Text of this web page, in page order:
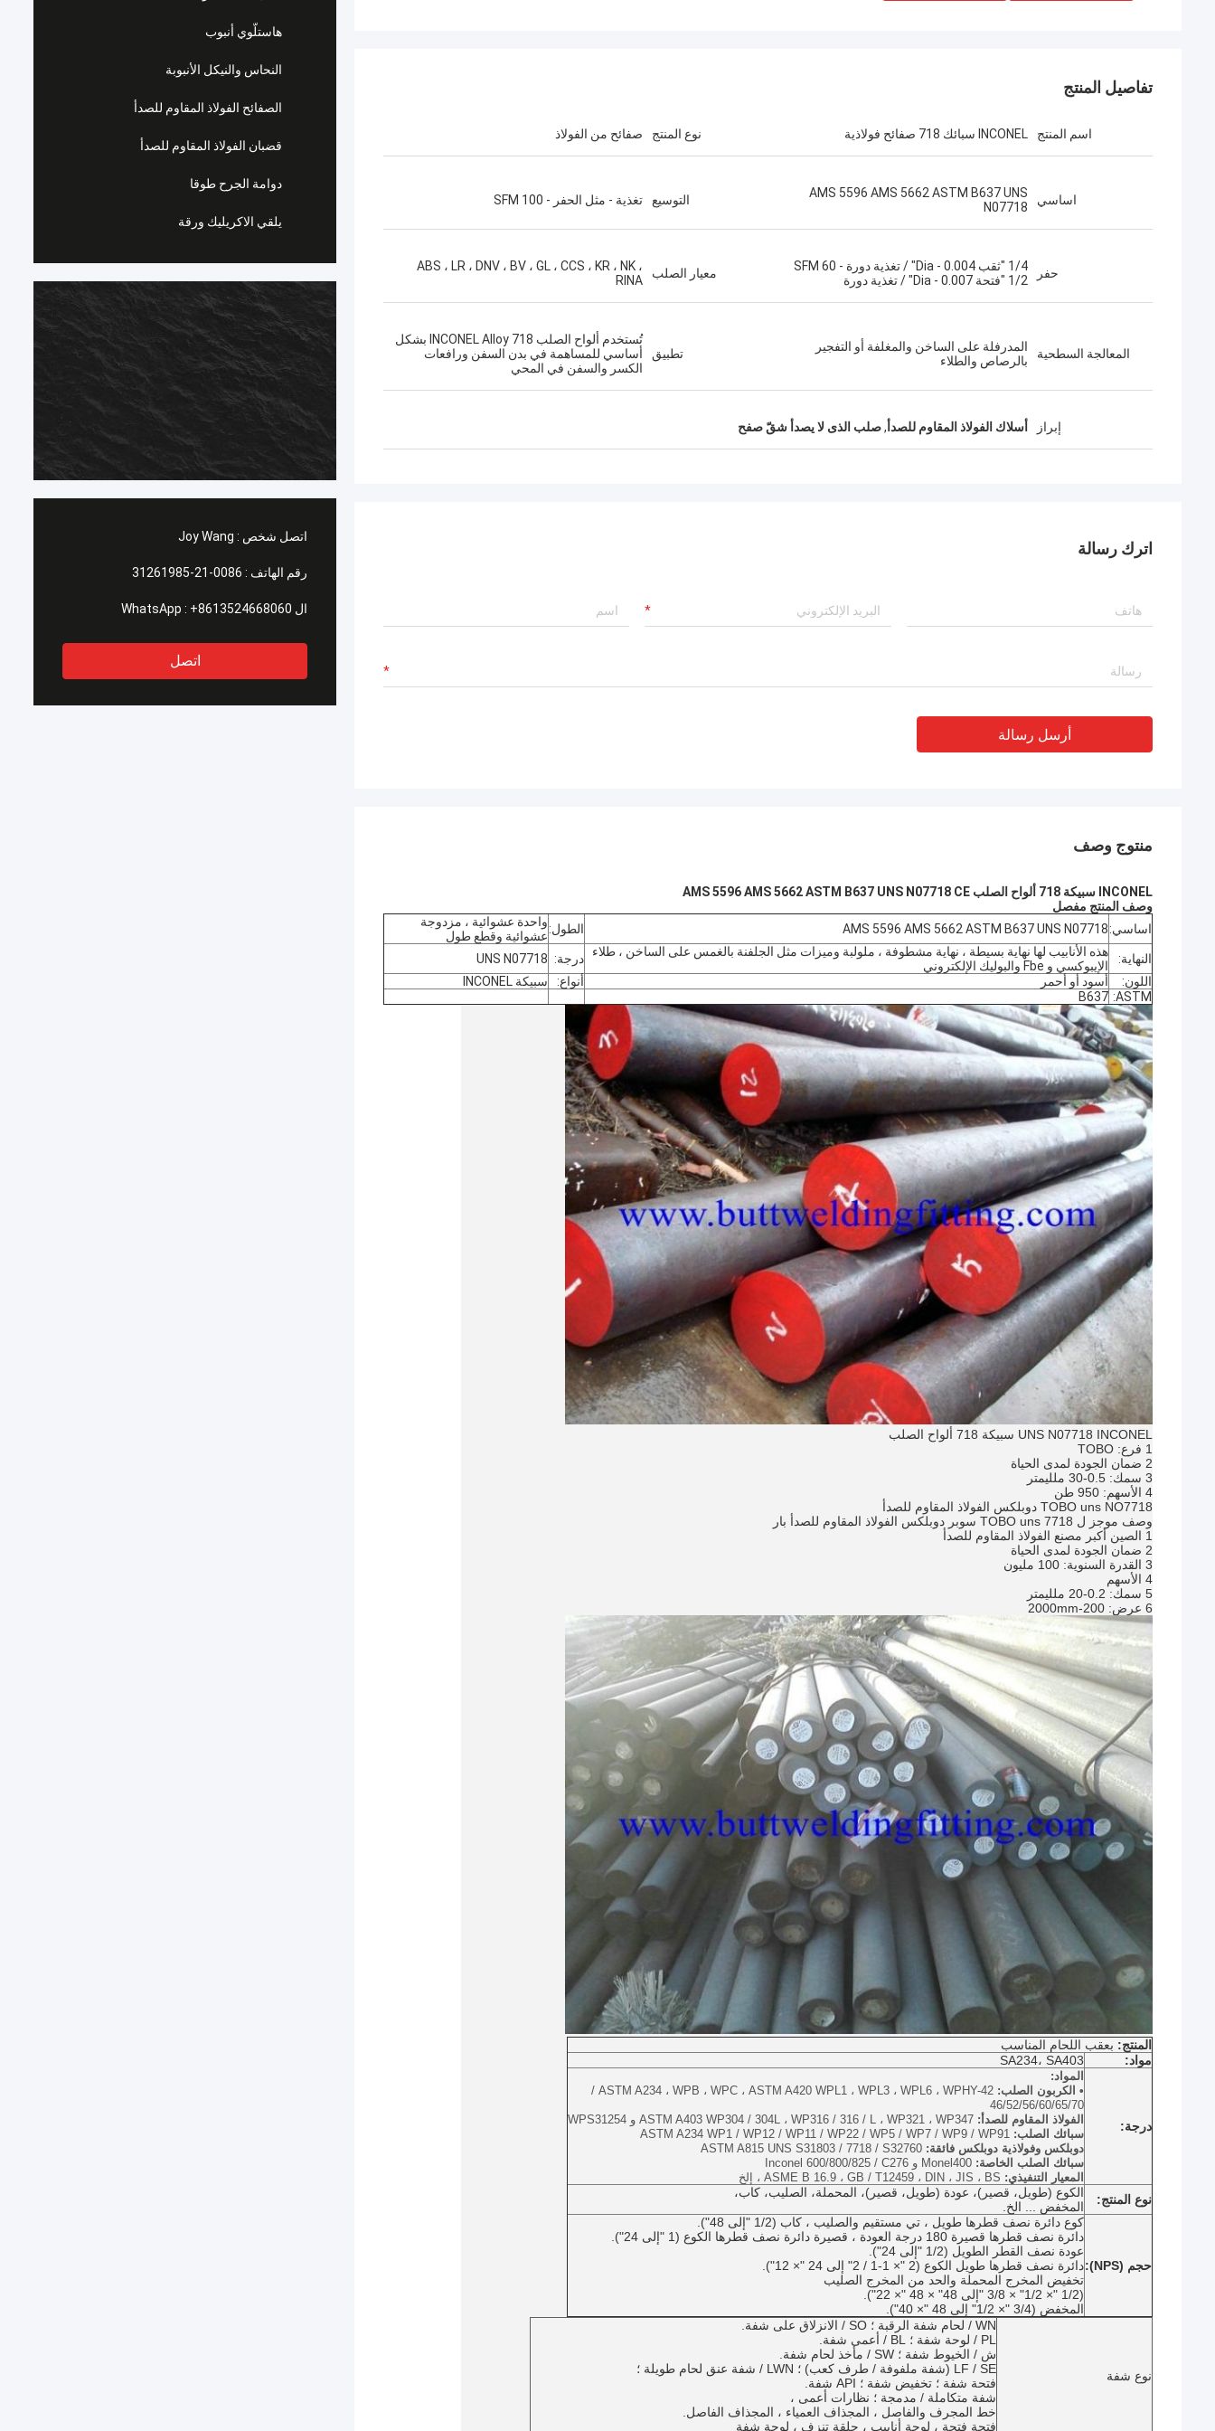
هاستلّوي أنبوب
النحاس والنيكل الأنبوبة
الصفائح الفولاذ المقاوم للصدأ
قضبان الفولاذ المقاوم للصدأ
دوامة الجرح طوقا
يلقي الاكريليك ورقة
اتصل شخص : Joy Wang
رقم الهاتف : 0086-21-31261985
ال WhatsApp : +8613524668060
اتصل
تفاصيل المنتج
اسم المنتج INCONEL سبائك 718 صفائح فولاذية نوع المنتج صفائح من الفولاذ
اساسي
AMS 5596 AMS 5662 ASTM B637 UNS
N07718
التوسيع تغذية - مثل الحفر - 100 SFM
حفر
1/4 "ثقب Dia - 0.004" / تغذية دورة - 60 SFM
1/2 "فتحة Dia - 0.007" / تغذية دورة
معيار الصلب
ABS ، LR ، DNV ، BV ، GL ، CCS ، KR ، NK ،
RINA
المعالجة السطحية
المدرفلة على الساخن والمغلفة أو التفجير
بالرصاص والطلاء
تطبيق
تُستخدم ألواح الصلب INCONEL Alloy 718 بشكل
أساسي للمساهمة في بدن السفن ورافعات
الكسر والسفن في المحي
إبراز أسلاك الفولاذ المقاوم للصدأ ,صلب الذى لا يصدأ شقّ صفح
اترك رسالة
أرسل رسالة
منتوج وصف
INCONEL سبيكة 718 ألواح الصلب AMS 5596 AMS 5662 ASTM B637 UNS N07718 CE
وصف المنتج مفصل
اساسي:AMS 5596 AMS 5662 ASTM B637 UNS N07718 الطول:واحدة عشوائية ، مزدوجة
عشوائية وقطع طول
النهاية:
هذه الأنابيب لها نهاية بسيطة ، نهاية مشطوفة ، ملولبة وميزات مثل الجلفنة بالغمس على الساخن ، طلاء
الإيبوكسي و Fbe والبوليك الإلكتروني
درجة: UNS N07718
اللون:
أسود أو أحمر أنواع:
سبيكة INCONEL
ASTM:
B637
UNS N07718 INCONEL سبيكة 718 ألواح الصلب
1 فرع: TOBO
2 ضمان الجودة لمدى الحياة
3 سمك: 0.5-30 ملليمتر
4 الأسهم: 950 طن
TOBO uns NO7718 دوبلكس الفولاذ المقاوم للصدأ
وصف موجز ل TOBO uns 7718 سوبر دوبلكس الفولاذ المقاوم للصدأ بار
1 الصين أكبر مصنع الفولاذ المقاوم للصدأ
2 ضمان الجودة لمدى الحياة
3 القدرة السنوية: 100 مليون
4 الأسهم
5 سمك: 0.2-20 ملليمتر
6 عرض: 200-2000mm
المنتج: بعقب اللحام المناسب
مواد:
SA234، SA403
درجة:
المواد:
• الكربون الصلب: ASTM A234 ، WPB ، WPC ، ASTM A420 WPL1 ، WPL3 ، WPL6 ، WPHY-42 /
46/52/56/60/65/70
الفولاذ المقاوم للصدأ: ASTM A403 WP304 / 304L ، WP316 / 316 / L ، WP321 ، WP347 و WPS31254
سبائك الصلب: ASTM A234 WP1 / WP12 / WP11 / WP22 / WP5 / WP7 / WP9 / WP91
دوبلكس وفولاذية دوبلكس فائقة: ASTM A815 UNS S31803 / 7718 / S32760
سبائك الصلب الخاصة: Monel400 و Inconel 600/800/825 / C276
المعيار التنفيذي: ASME B 16.9 ، GB / T12459 ، DIN ، JIS ، BS ، إلخ
نوع المنتج:
الكوع (طويل، قصير)، عودة (طويل، قصير)، المحملة، الصليب، كاب،
المخفض ... الخ.
حجم (NPS):
كوع دائرة نصف قطرها طويل ، تي مستقيم والصليب ، كاب (1/2 "إلى 48").
دائرة نصف قطرها قصيرة 180 درجة العودة ، قصيرة دائرة نصف قطرها الكوع (1 "إلى 24").
عودة نصف القطر الطويل (1/2 "إلى 24").
دائرة نصف قطرها طويل الكوع (2 "× 1-1 / 2" إلى 24 "× 12").
تخفيض المخرج المحملة والحد من المخرج الصليب
(1/2 "× 1/2" × 3/8 "إلى 48" × 48 "× 22").
المخفض (3/4 "× 1/2" إلى 48 "× 40").
نوع شفة
WN / لحام شفة الرقبة ؛ SO / الانزلاق على شفة.
PL / لوحة شفة ؛ BL / أعمى شفة.
ش / الخيوط شفة ؛ SW / مأخذ لحام شفة.
LF / SE (شفة ملفوفة / طرف كعب) ؛ LWN / شفة عنق لحام طويلة ؛
فتحة شفة ؛ تخفيض شفة ؛ API شفة.
شفة متكاملة / مدمجة ؛ نظارات أعمى ،
خط المجرف والفاصل ، المجذاف العمياء ، المجذاف الفاصل.
فتحة فتحة ، لوحة أنابيب ، حلقة تنزف ، لوحة شفة